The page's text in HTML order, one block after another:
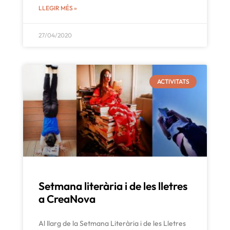
LLEGIR MÉS »
27/04/2020
ACTIVITATS
Setmana literària i de les lletres
a CreaNova
Al llarg de la Setmana Literària i de les Lletres